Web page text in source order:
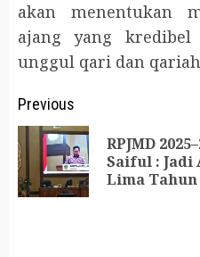
akan menentukan
ajang yang
unggul qari dan
Post
navigation
Previous
RPJMD
Saiful : Jadi
Lima Tahun